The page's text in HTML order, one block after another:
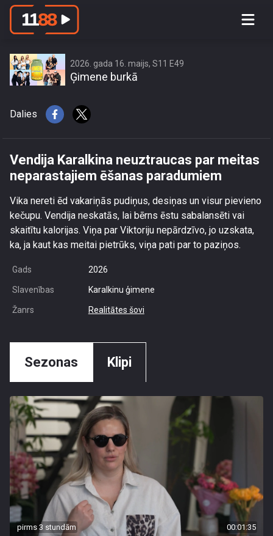
Vendija Karalkina neuztraucas par
2026. gada 16. maijs, S11 E49
Ģimene burkā
Dalies
Vendija Karalkina neuztraucas par meitas
neparastajiem ēšanas paradumiem
Vika nereti ēd vakariņās pudiņus, desiņas un visur pievieno
kečupu. Vendija neskatās, lai bērns ēstu sabalansēti vai
skaitītu kalorijas. Viņa par Viktoriju nepārdzīvo, jo uzskata,
ka, ja kaut kas meitai pietrūks, viņa pati par to paziņos.
Gads 2026
Slavenības Karalkinu ģimene
Žanrs Realitātes šovi
Sezonas Klipi
pirms 3 stundām 00:01:35